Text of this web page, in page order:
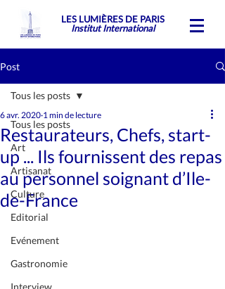
LES LUMIÈRES DE PARIS
Institut International
Post
Tous les posts
Art
Artisanat
Culture
Editorial
Evénement
Gastronomie
Interview
Tous les posts
Restaurateurs, Chefs, start-
up ... Ils fournissent des repas
au personnel soignant d’Ile-
de-France
6 avr. 2020 1 min de lecture